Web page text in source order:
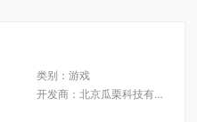
类别： 游戏
开发商： 北京瓜栗科技有限公司